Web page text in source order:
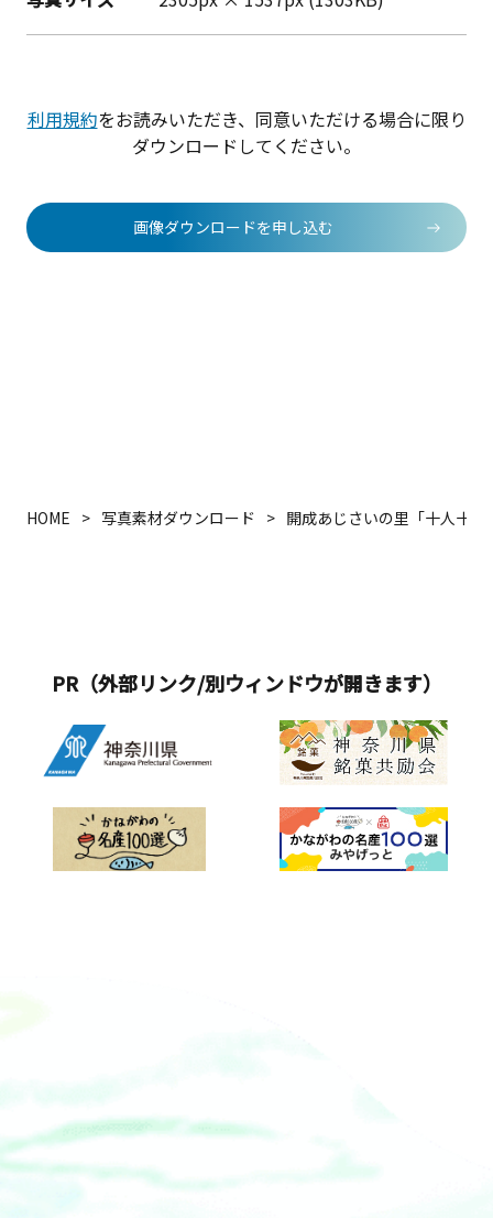
利用規約をお読みいただき、同意いただける場合に限り
ダウンロードしてください。
画像ダウンロードを申し込む
HOME 写真素材ダウンロード 開成あじさいの里「十人十
PR（外部リンク/別ウィンドウが開きます）